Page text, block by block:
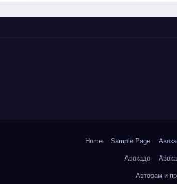
Home Sample Page
Авокадо
Авторам и